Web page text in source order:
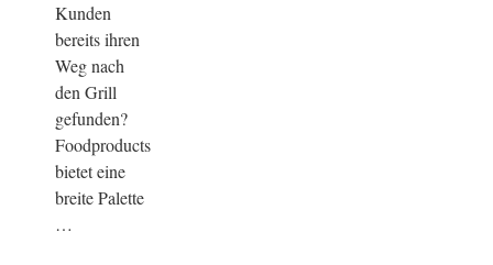
Kunden
bereits ihren
Weg nach
den Grill
gefunden?
Foodproducts
bietet eine
breite Palette
…